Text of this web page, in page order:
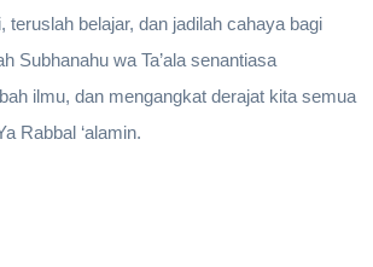
teruslah belajar, dan jadilah cahaya bagi
Subhanahu wa Ta’ala senantiasa
ilmu, dan mengangkat derajat kita semua
Rabbal ‘alamin.